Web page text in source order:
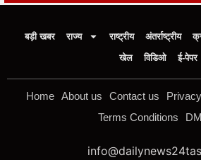
बड़ी खबर राज्य राष्ट्रीय अंतर्राष्ट्रीय
खेल
विडिओ ई-पेपर
Home About us Contact us
Terms Conditions